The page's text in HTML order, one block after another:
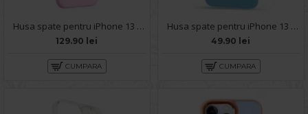
Husa spate pentru iPhone 13 Pro Max Baseus Liquid Silica Gel - Roz
129.90 lei
CUMPARA
Husa spate pentru iPhone 13 Pro Max - Silicon Line Bleu Ciel
49.90 lei
CUMPARA